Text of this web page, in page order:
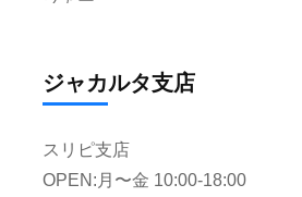
ジャカルタ支店
スリピ支店
OPEN:月〜金 10:00-18:00